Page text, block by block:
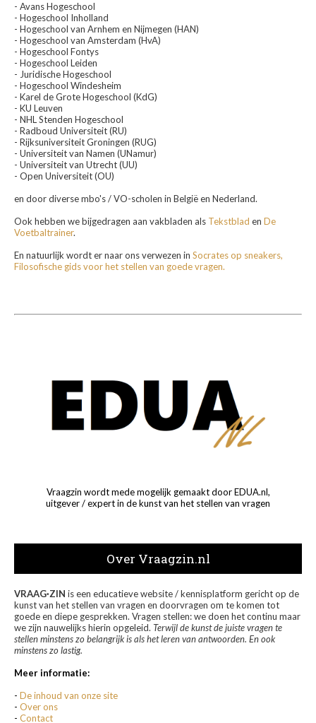
- Avans Hogeschool
- Hogeschool Inholland
- Hogeschool van Arnhem en Nijmegen (HAN)
- Hogeschool van Amsterdam (HvA)
- Hogeschool Fontys
- Hogeschool Leiden
- Juridische Hogeschool
- Hogeschool Windesheim
- Karel de Grote Hogeschool (KdG)
- KU Leuven
- NHL Stenden Hogeschool
- Radboud Universiteit (RU)
- Rijksuniversiteit Groningen (RUG)
- Universiteit van Namen (UNamur)
- Universiteit van Utrecht (UU)
- Open Universiteit (OU)
en door diverse mbo's / VO-scholen in België en Nederland.
Ook hebben we bijgedragen aan vakbladen als Tekstblad en De
Voetbaltrainer.
En natuurlijk wordt er naar ons verwezen in Socrates op sneakers,
Filosofische gids voor het stellen van goede vragen.
Vraagzin wordt mede mogelijk gemaakt door EDUA.nl,
uitgever / expert in de kunst van het stellen van vragen
Over Vraagzin.nl
VRAAG·ZIN is een educatieve website / kennisplatform gericht op de
kunst van het stellen van vragen en doorvragen om te komen tot
goede en diepe gesprekken. Vragen stellen: we doen het continu maar
we zijn nauwelijks hierin opgeleid. Terwijl de kunst de juiste vragen te
stellen minstens zo belangrijk is als het leren van antwoorden. En ook
minstens zo lastig.
Meer informatie:
- De inhoud van onze site
- Over ons
- Contact